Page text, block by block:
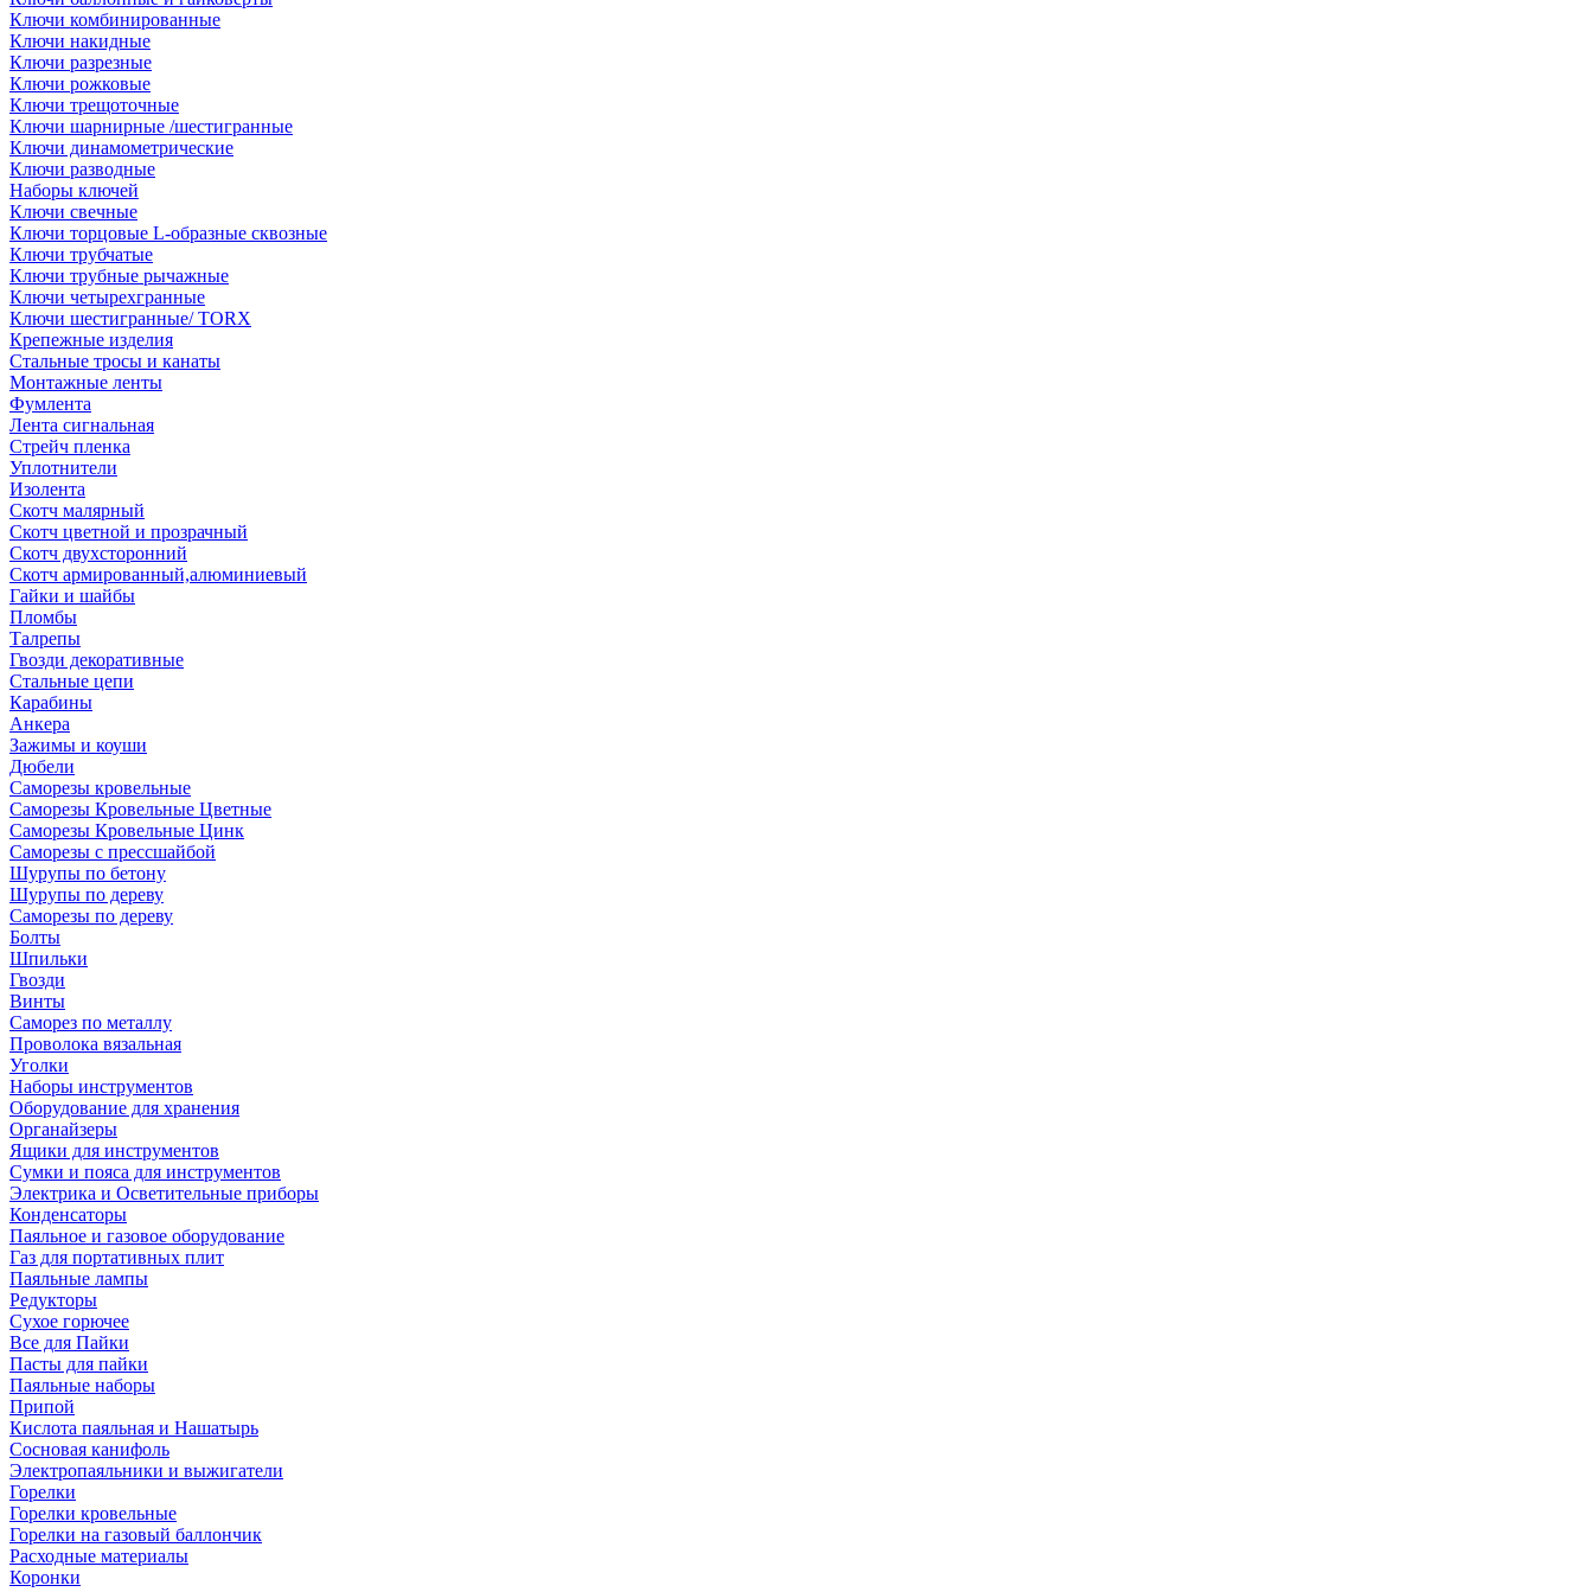
Ключи комбинированные
Ключи накидные
Ключи разрезные
Ключи рожковые
Ключи трещоточные
Ключи шарнирные /шестигранные
Ключи динамометрические
Ключи разводные
Наборы ключей
Ключи свечные
Ключи торцовые L-образные сквозные
Ключи трубчатые
Ключи трубные рычажные
Ключи четырехгранные
Ключи шестигранные/ TORX
Крепежные изделия
Стальные тросы и канаты
Монтажные ленты
Фумлента
Лента сигнальная
Стрейч пленка
Уплотнители
Изолента
Скотч малярный
Скотч цветной и прозрачный
Скотч двухсторонний
Скотч армированный,алюминиевый
Гайки и шайбы
Пломбы
Талрепы
Гвозди декоративные
Стальные цепи
Карабины
Анкера
Зажимы и коуши
Дюбели
Саморезы кровельные
Саморезы Кровельные Цветные
Саморезы Кровельные Цинк
Саморезы с прессшайбой
Шурупы по бетону
Шурупы по дереву
Саморезы по дереву
Болты
Шпильки
Гвозди
Винты
Саморез по металлу
Проволока вязальная
Уголки
Наборы инструментов
Оборудование для хранения
Органайзеры
Ящики для инструментов
Сумки и пояса для инструментов
Электрика и Осветительные приборы
Конденсаторы
Паяльное и газовое оборудование
Газ для портативных плит
Паяльные лампы
Редукторы
Сухое горючее
Все для Пайки
Пасты для пайки
Паяльные наборы
Припой
Кислота паяльная и Нашатырь
Сосновая канифоль
Электропаяльники и выжигатели
Горелки
Горелки кровельные
Горелки на газовый баллончик
Расходные материалы
Коронки